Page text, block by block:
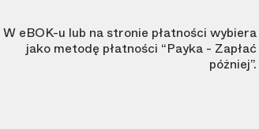
W eBOK-u lub na stronie płatności wybiera
jako metodę płatności “Payka - Zapłać
póżniej”.